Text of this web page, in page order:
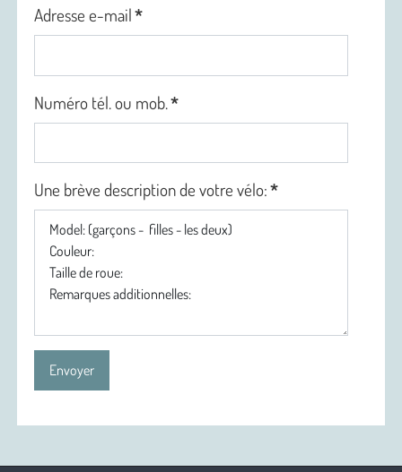
Adresse e-mail*
Numéro tél. ou mob.*
Une brève description de votre vélo:*
Envoyer